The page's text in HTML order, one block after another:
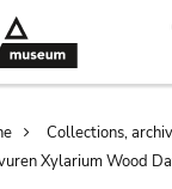
Collections,
Xylarium Wood